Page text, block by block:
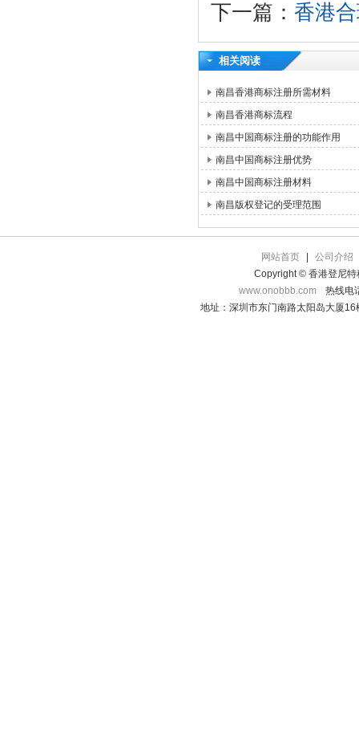
下一篇： 香港
相关阅读
南昌香港商标注册所需材料
南昌香港商标流程
南昌中国商标注册的功能作用
南昌中国商标注册优势
南昌中国商标注册材料
南昌版权登记的受理范围
网站首页
公司介绍
Copyright © 香港登尼特
www.onobbb.com
热线电
地址：深圳市东门南路太阳岛大厦